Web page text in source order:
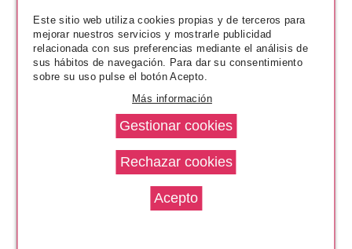
Este sitio web utiliza cookies propias y de terceros para
mejorar nuestros servicios y mostrarle publicidad
relacionada con sus preferencias mediante el análisis de
sus hábitos de navegación. Para dar su consentimiento
sobre su uso pulse el botón Acepto.
Más información